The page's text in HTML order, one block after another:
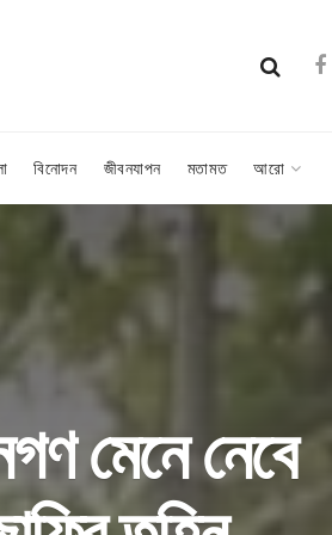
বিনোদন জীবনযাপন মতামত আরো
মেনে নেবে